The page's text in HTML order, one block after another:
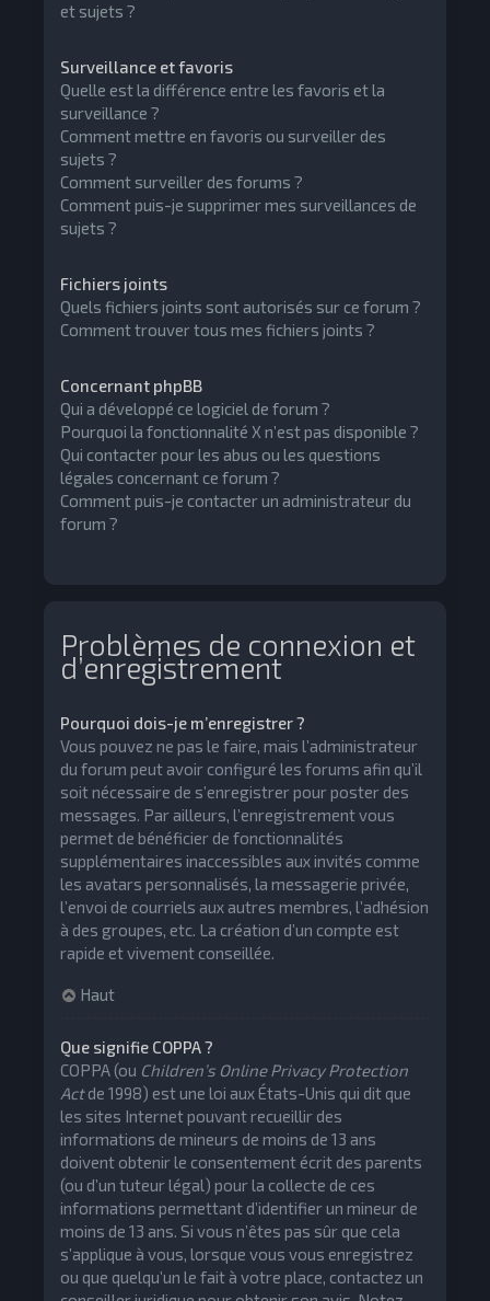
et sujets ?
Surveillance et favoris
Quelle est la différence entre les favoris et la
surveillance ?
Comment mettre en favoris ou surveiller des
sujets ?
Comment surveiller des forums ?
Comment puis-je supprimer mes surveillances de
sujets ?
Fichiers joints
Quels fichiers joints sont autorisés sur ce forum ?
Comment trouver tous mes fichiers joints ?
Concernant phpBB
Qui a développé ce logiciel de forum ?
Pourquoi la fonctionnalité X n’est pas disponible ?
Qui contacter pour les abus ou les questions
légales concernant ce forum ?
Comment puis-je contacter un administrateur du
forum ?
Problèmes de connexion et
d’enregistrement
Pourquoi dois-je m’enregistrer ?
Vous pouvez ne pas le faire, mais l’administrateur
du forum peut avoir configuré les forums afin qu’il
soit nécessaire de s’enregistrer pour poster des
messages. Par ailleurs, l’enregistrement vous
permet de bénéficier de fonctionnalités
supplémentaires inaccessibles aux invités comme
les avatars personnalisés, la messagerie privée,
l’envoi de courriels aux autres membres, l’adhésion
à des groupes, etc. La création d’un compte est
rapide et vivement conseillée.
Haut
Que signifie COPPA ?
COPPA (ou Children’s Online Privacy Protection
Actde 1998) est une loi aux États-Unis qui dit que
les sites Internet pouvant recueillir des
informations de mineurs de moins de 13 ans
doivent obtenir le consentement écrit des parents
(ou d’un tuteur légal) pour la collecte de ces
informations permettant d’identifier un mineur de
moins de 13 ans. Si vous n’êtes pas sûr que cela
s’applique à vous, lorsque vous vous enregistrez
ou que quelqu’un le fait à votre place, contactez un